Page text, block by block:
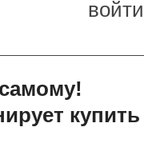
войти
купить